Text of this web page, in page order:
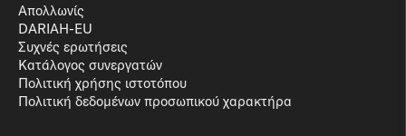
Απολλωνίς
DARIAH-EU
Συχνές ερωτήσεις
Κατάλογος συνεργατών
Πολιτική χρήσης ιστοτόπου
Πολιτική δεδομένων προσωπικού χαρακτήρα